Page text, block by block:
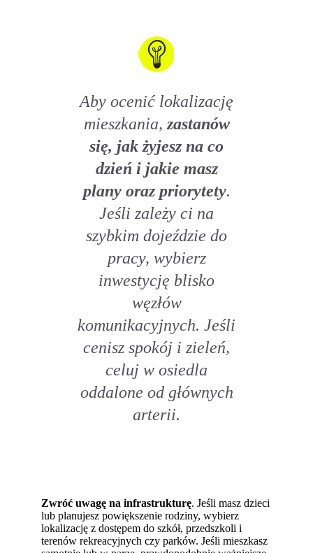
Aby ocenić lokalizację
mieszkania, zastanów
się, jak żyjesz na co
dzień i jakie masz
plany oraz priorytety.
Jeśli zależy ci na
szybkim dojeździe do
pracy, wybierz
inwestycję blisko
węzłów
komunikacyjnych. Jeśli
cenisz spokój i zieleń,
celuj w osiedla
oddalone od głównych
arterii.
Zwróć uwagę na infrastrukturę. Jeśli masz dzieci
lub planujesz powiększenie rodziny, wybierz
lokalizację z dostępem do szkół, przedszkoli i
terenów rekreacyjnych czy parków. Jeśli mieszkasz